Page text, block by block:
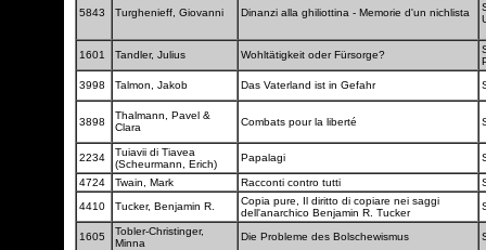
5843 Turghenieff, Giovanni Dinanzi alla ghiliottina - Memorie d'un nichlista
1601 Tandler, Julius Wohltätigkeit oder Fürsorge?
3998
Talmon, Jakob Das Vaterland ist in Gefahr
3898
Thalmann, Pavel &
Clara
Combats pour la liberté
2234
Tuiavii di Tiavea
(Scheurmann, Erich)
Papalagi
4724 Twain, Mark Racconti contro tutti
4410
Tucker, Benjamin R.
Copia pure, Il diritto di copiare nei saggi
dell'anarchico Benjamin R. Tucker
1605
Tobler-Christinger,
Minna
Die Probleme des Bolschewismus